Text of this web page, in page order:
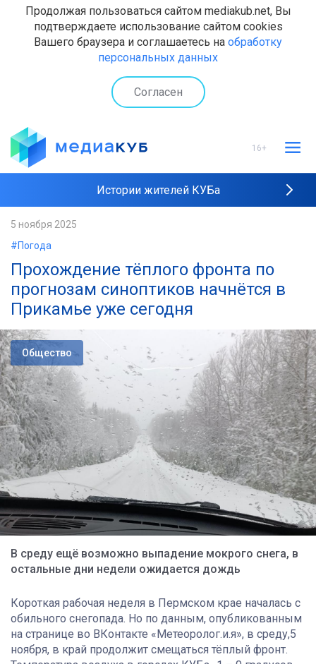
Продолжая пользоваться сайтом mediakub.net, Вы
подтверждаете использование сайтом cookies
Вашего браузера и соглашаетесь на обработку
персональных данных
Согласен
16+
Истории жителей КУБа
Наши интервью
5 ноября 2025
#Погода
Прохождение тёплого фронта по
прогнозам синоптиков начнётся в
Прикамье уже сегодня
Общество
В среду ещё возможно выпадение мокрого снега, в
остальные дни недели ожидается дождь
Короткая рабочая неделя в Пермском крае началась с
обильного снегопада. Но по данным, опубликованным
на странице во ВКонтакте «Метеоролог.и.я», в среду,5
ноября, в край продолжит смещаться тёплый фронт.